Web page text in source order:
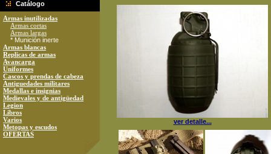
Catálogo
Armas inutilizadas
Armas cortas
Armas largas
* Munición inerte
Armas blancas
Replicas de armas
Avancarga
Uniformes
Cascos y prendas de cabeza
Antiguedades militares
Medallas e insignias
Medievales y de antigüedad
Legion
Libros
Varios
Metopas y escudos
OFERTAS
ver detalle...